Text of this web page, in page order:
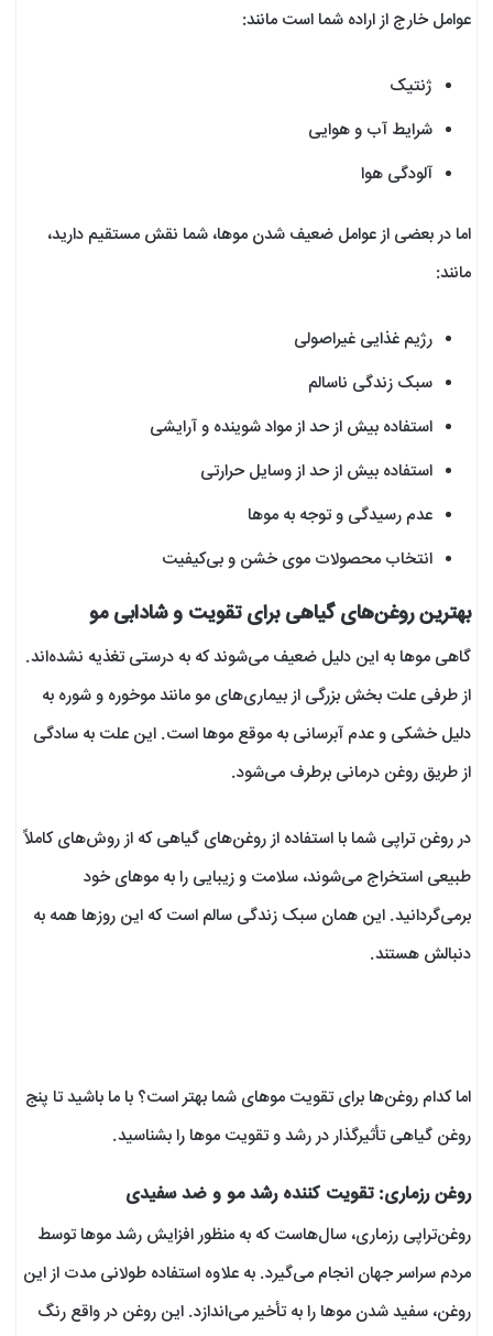
عوامل خارج از اراده شما است مانند:
ژنتیک
شرایط آب و هوایی
آلودگی هوا
اما در بعضی از عوامل ضعیف شدن موها، شما نقش مستقیم دارید،
مانند:
رژیم غذایی غیراصولی
سبک زندگی ناسالم
استفاده بیش از حد از مواد شوینده و آرایشی
استفاده بیش از حد از وسایل حرارتی
عدم رسیدگی و توجه به موها
انتخاب محصولات موی خشن و بی‌کیفیت
بهترین روغن‌های گیاهی برای تقویت و شادابی مو
گاهی موها به این دلیل ضعیف می‌شوند که به درستی تغذیه نشده‌اند.
از طرفی علت بخش بزرگی از بیماری‌های مو مانند موخوره و شوره به
دلیل خشکی و عدم آبرسانی به موقع موها است. این علت به سادگی
از طریق روغن ‌درمانی برطرف می‌شود.
در روغن تراپی شما با استفاده از روغن‌های گیاهی که از روش‌های کاملاً
طبیعی استخراج می‌شوند، سلامت و زیبایی را به موهای خود
برمی‌گردانید. این همان سبک زندگی سالم است که این روزها همه به
دنبالش هستند.
اما کدام روغن‌ها برای تقویت موهای شما بهتر است؟ با ما باشید تا پنج
روغن گیاهی تأثیرگذار در رشد و تقویت موها را بشناسید.
روغن رزماری: تقویت کننده رشد مو و ضد سفیدی
روغن‌تراپی رزماری، سال‌هاست که به منظور افزایش رشد موها توسط
مردم سراسر جهان انجام می‌گیرد. به علاوه استفاده طولانی مدت از این
روغن، سفید شدن موها را به تأخیر می‌اندازد. این روغن در واقع رنگ